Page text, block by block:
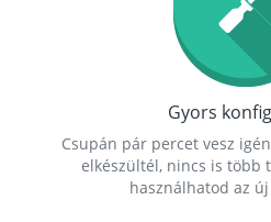
Gyors
Csupán pár percet vesz
elkészültél, nincs is több
használhatod az